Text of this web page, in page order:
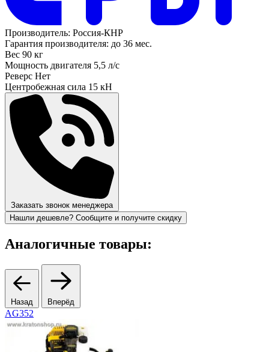
Производитель: Россия-КНР
Гарантия производителя: до 36 мес.
Вес 90 кг
Мощность двигателя 5,5 л/с
Реверс Нет
Центробежная сила 15 кН
Заказать звонок менеджера
Нашли дешевле? Сообщите и получите скидку
Аналогичные товары:
Назад Вперёд
AG352